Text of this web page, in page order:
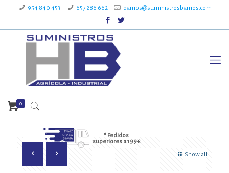
954 840 453 657 286 662 barrios@suministrosbarrios.com
* Pedidos
superiores a 199€
0
Show all